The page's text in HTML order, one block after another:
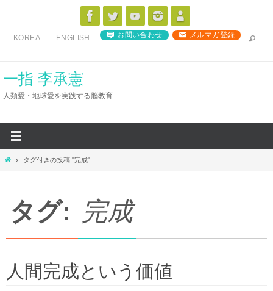
ス
KOREA ENGLISH お問い合わせ メルマガ登録
一指 李承憲
人類愛・地球愛を実践する脳教育
ホ
タグ付きの投稿 "完成"
タグ: 完成
人間完成という価値